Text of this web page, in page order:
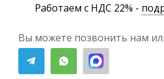
Работаем с НДС 22% -
Вы можете позвонить нам